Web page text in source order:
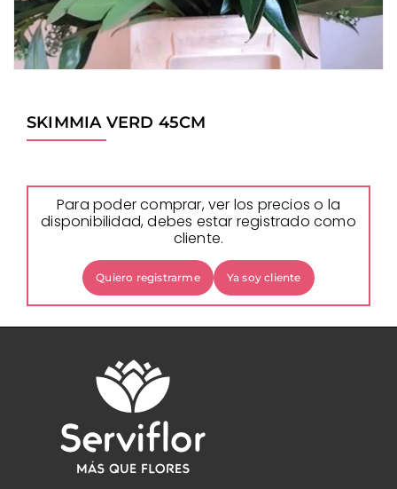
SKIMMIA VERD 45CM
Para poder comprar, ver los precios o la
disponibilidad, debes estar registrado como
cliente.
Quiero registrarme Ya soy cliente